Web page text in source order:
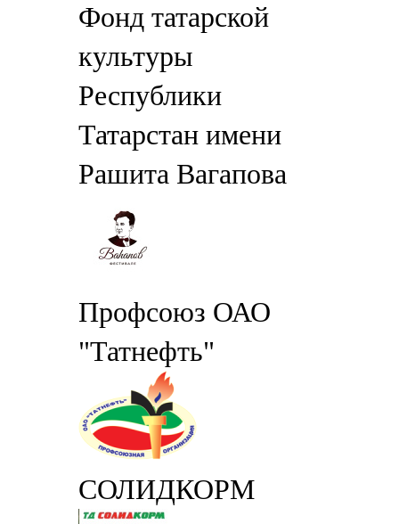
Фонд татарской
культуры
Республики
Татарстан имени
Рашита Вагапова
Профсоюз ОАО
"Татнефть"
СОЛИДКОРМ